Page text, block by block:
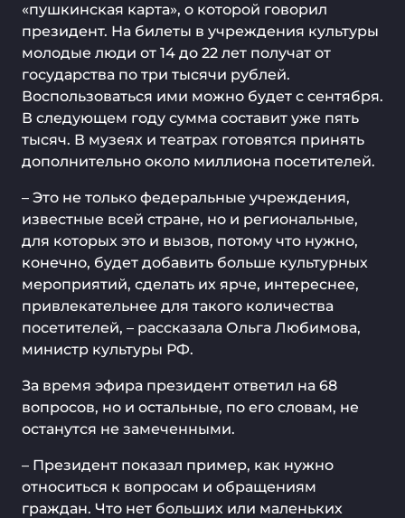
«пушкинская карта», о которой говорил
президент. На билеты в учреждения культуры
молодые люди от 14 до 22 лет получат от
государства по три тысячи рублей.
Воспользоваться ими можно будет с сентября.
В следующем году сумма составит уже пять
тысяч. В музеях и театрах готовятся принять
дополнительно около миллиона посетителей.
– Это не только федеральные учреждения,
известные всей стране, но и региональные,
для которых это и вызов, потому что нужно,
конечно, будет добавить больше культурных
мероприятий, сделать их ярче, интереснее,
привлекательнее для такого количества
посетителей, – рассказала Ольга Любимова,
министр культуры РФ.
За время эфира президент ответил на 68
вопросов, но и остальные, по его словам, не
останутся не замеченными.
– Президент показал пример, как нужно
относиться к вопросам и обращениям
граждан. Что нет больших или маленьких